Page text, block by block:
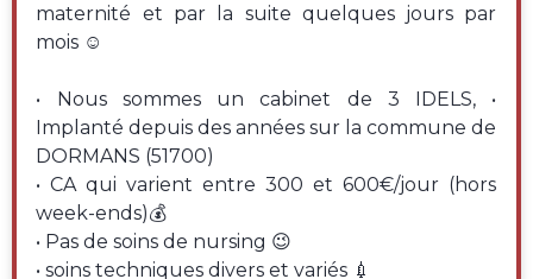
maternité et par la suite quelques jours par
mois ☺️
• Nous sommes un cabinet de 3 IDELS, •
Implanté depuis des années sur la commune de
DORMANS (51700)
• CA qui varient entre 300 et 600€/jour (hors
week-ends)💰
• Pas de soins de nursing 😉
• soins techniques divers et variés 💉